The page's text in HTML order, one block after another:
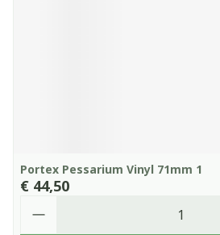
Portex Pessarium Vinyl 71mm 1
€ 44,50